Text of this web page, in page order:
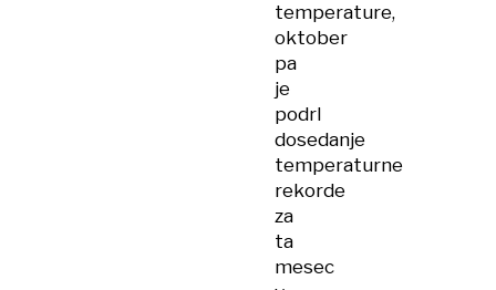
temperature,
oktober
pa
je
podrl
dosedanje
temperaturne
rekorde
za
ta
mesec